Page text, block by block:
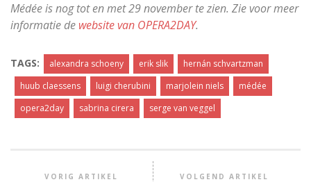
Médée is nog tot en met 29 november te zien. Zie voor meer
informatie de website van OPERA2DAY.
TAGS: alexandra schoeny erik slik
hernán schvartzman
huub claessens
luigi cherubini marjolein niels
médée
opera2day
sabrina cirera serge van veggel
VORIG ARTIKEL VOLGEND ARTIKEL